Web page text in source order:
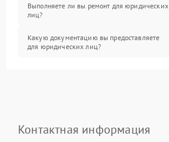
Выполняете ли вы ремонт для юридических
лиц?
Какую документацию вы предоставляете
для юридических лиц?
Контактная информация